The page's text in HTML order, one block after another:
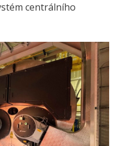
centrálního